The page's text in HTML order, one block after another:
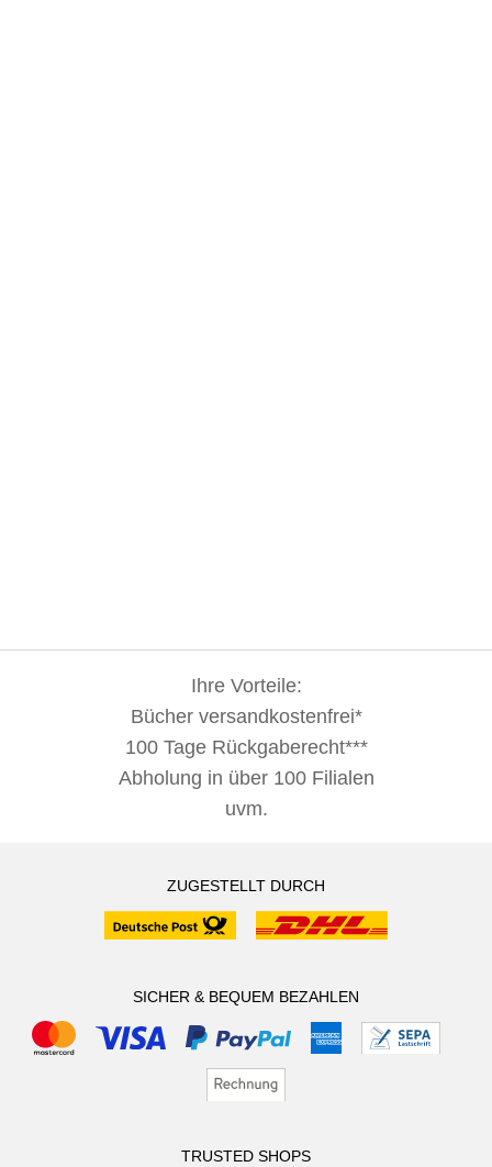
Ihre Vorteile:
Bücher versandkostenfrei*
100 Tage Rückgaberecht***
Abholung in über 100 Filialen
uvm.
ZUGESTELLT DURCH
SICHER & BEQUEM BEZAHLEN
TRUSTED SHOPS